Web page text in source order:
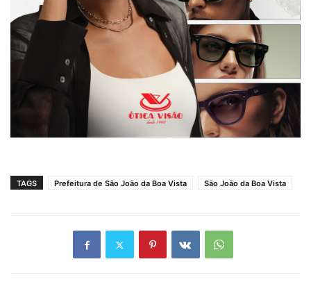
TAGS Prefeitura de São João da Boa Vista São João da Boa Vista